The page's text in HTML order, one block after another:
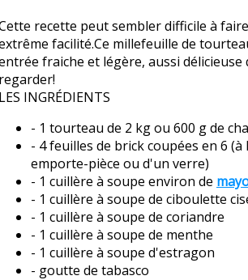
recette peut sembler difficile à
facilité.Ce millefeuille de
fraiche et légère, aussi délicieuse
INGRÉDIENTS
- 1 tourteau de 2 kg ou 600 g de
- 4 feuilles de brick coupées en 6 (à
emporte-pièce ou d'un verre)
- 1 cuillère à soupe environ de
- 1 cuillère à soupe de ciboulette
- 1 cuillère à soupe de coriandre
- 1 cuillère à soupe de menthe
- 1 cuillère à soupe d'estragon
- goutte de tabasco